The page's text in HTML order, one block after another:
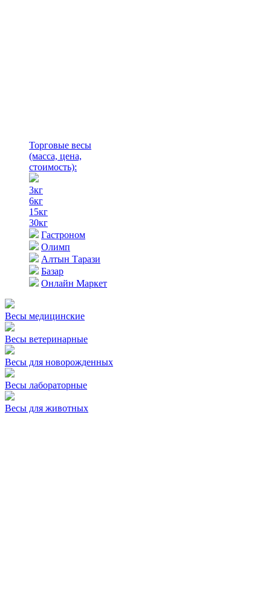
Торговые весы
(масса, цена,
стоимость):
3кг
6кг
15кг
30кг
Гастроном
Олимп
Алтын Тарази
Базар
Онлайн Маркет
Весы медицинские
Весы ветеринарные
Весы для новорожденных
Весы лабораторные
Весы для животных